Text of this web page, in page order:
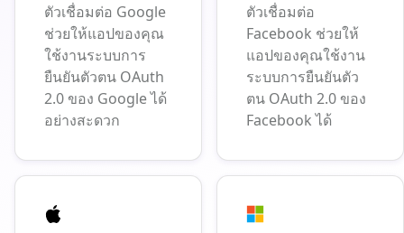
ตัวเชื่อมต่อ Google
ช่วยให้แอปของคุณ
ใช้งานระบบการ
ยืนยันตัวตน OAuth
2.0 ของ Google ได้
อย่างสะดวก
ตัวเชื่อมต่อ
Facebook ช่วยให้
แอปของคุณใช้งาน
ระบบการยืนยันตัว
ตน OAuth 2.0 ของ
Facebook ได้